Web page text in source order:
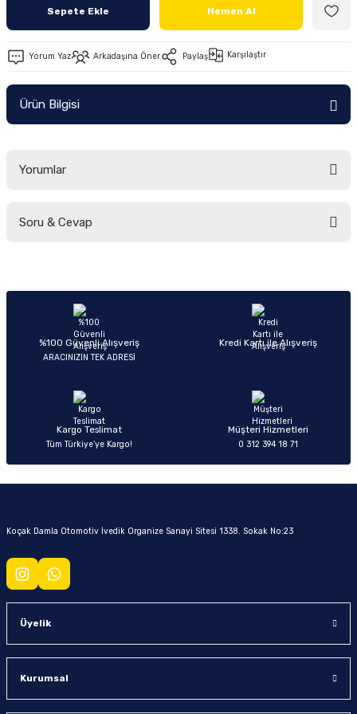
Ön/Arka Takımlar
Sepete Ekle Hemen Al
Yorum Yaz Arkadaşına Öner Paylaş Karşılaştır
Ürün Bilgisi
Yorumlar
Soru & Cevap
Ürün hakkında henüz soru sorulmamış.
%100 Güvenli Alışveriş
ARACINIZIN TEK ADRESİ
Kredi Kartı ile Alışveriş
Kargo Teslimat
Tüm Türkiye’ye Kargo!
Müşteri Hizmetleri
0 312 394 18 71
Koçak Damla Otomotiv İvedik Organize Sanayi Sitesi 1338. Sokak No:23
Üyelik
Kurumsal